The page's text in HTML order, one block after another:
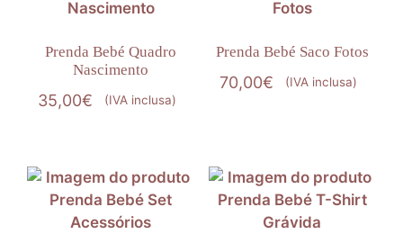
Prenda Bebé Quadro
Nascimento
35,00€ (IVA inclusa)
Prenda Bebé Saco Fotos
70,00€ (IVA inclusa)